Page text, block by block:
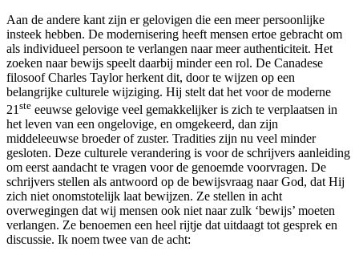
Aan de andere kant zijn er gelovigen die een meer persoonlijke
insteek hebben. De modernisering heeft mensen ertoe gebracht om
als individueel persoon te verlangen naar meer authenticiteit. Het
zoeken naar bewijs speelt daarbij minder een rol. De Canadese
filosoof Charles Taylor herkent dit, door te wijzen op een
belangrijke culturele wijziging. Hij stelt dat het voor de moderne
21 ste eeuwse gelovige veel gemakkelijker is zich te verplaatsen in
het leven van een ongelovige, en omgekeerd, dan zijn
middeleeuwse broeder of zuster. Tradities zijn nu veel minder
gesloten. Deze culturele verandering is voor de schrijvers aanleiding
om eerst aandacht te vragen voor de genoemde voorvragen. De
schrijvers stellen als antwoord op de bewijsvraag naar God, dat Hij
zich niet onomstotelijk laat bewijzen. Ze stellen in acht
overwegingen dat wij mensen ook niet naar zulk ‘bewijs’ moeten
verlangen. Ze benoemen een heel rijtje dat uitdaagt tot gesprek en
discussie. Ik noem twee van de acht: